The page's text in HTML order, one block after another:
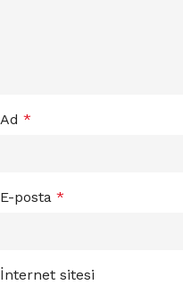
Ad *
E-posta *
İnternet sitesi